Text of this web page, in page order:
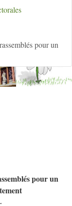
pour un
pour un